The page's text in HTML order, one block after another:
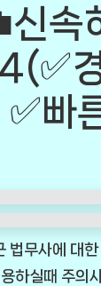
속
빠
법무사에 대
하실때 주의